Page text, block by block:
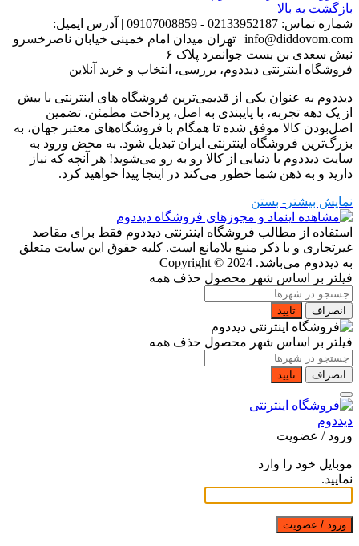
بازگشت به بالا
شماره تماس: 02133952187 - 09107008859
| آدرس ایمیل:
info@diddovom.com
| تهران میدان امام خمینی خیابان ناصرخسرو
نبش سعدی بن بست جوانمرد پلاک ۶
فروشگاه اینترنتی دیددوم، بررسی، انتخاب و خرید آنلاین
دیددوم به عنوان یکی از قدیمی‌ترین فروشگاه های اینترنتی با بیش
از یک دهه تجربه، با پایبندی به اصل، پرداخت مطمئن، تضمین
اصل‌بودن کالا موفق شده تا همگام با فروشگاه‌های معتبر جهان، به
بزرگ‌ترین فروشگاه اینترنتی ایران تبدیل شود. به محض ورود به
سایت دیددوم با دنیایی از کالا رو به رو می‌شوید! هر آنچه که نیاز
دارید و به ذهن شما خطور می‌کند در اینجا پیدا خواهید کرد.
نمایش بیشتر - بستن
استفاده از مطالب فروشگاه اینترنتی دیددوم فقط برای مقاصد
غیرتجاری و با ذکر منبع بلامانع است. کلیه حقوق این سایت متعلق
به دیددوم می‌باشد. Copyright © 2024
فیلتر بر اساس شهر محصول حذف همه
انصراف تایید
فیلتر بر اساس شهر محصول حذف همه
انصراف تایید
ورود / عضویت
موبایل خود را وارد
نمایید.
ورود / عضویت